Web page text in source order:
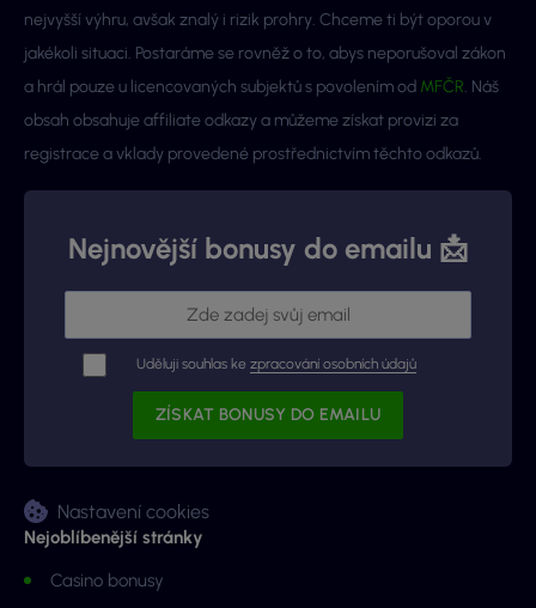
nejvyšší výhru, avšak znalý i rizik prohry. Chceme ti být oporou v
jakékoli situaci. Postaráme se rovněž o to, abys neporušoval zákon
a hrál pouze u licencovaných subjektů s povolením od MFČR. Náš
obsah obsahuje affiliate odkazy a můžeme získat provizi za
registrace a vklady provedené prostřednictvím těchto odkazů.
Nejnovější bonusy do emailu 📩
Uděluji souhlas ke zpracování osobních údajů
Nastavení cookies
Nejoblíbenější stránky
Casino bonusy